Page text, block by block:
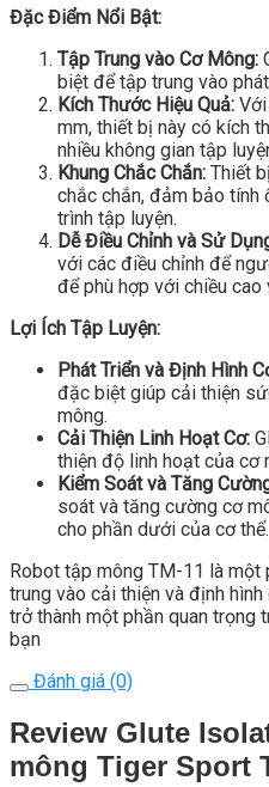
Đặc Điểm Nổi Bật:
Tập Trung vào Cơ Mông:
biệt để tập trung vào
Kích Thước Hiệu Quả:
mm, thiết bị này có kích
nhiều không gian tập
Khung Chắc Chắn: Thiết
chắc chắn, đảm bảo tính
trình tập luyện.
Dễ Điều Chỉnh và Sử
với các điều chỉnh để
để phù hợp với chiều
Lợi Ích Tập Luyện:
Phát Triển và Định Hình
đặc biệt giúp cải thiện
mông.
Cải Thiện Linh Hoạt Cơ:
thiện độ linh hoạt của cơ
Kiểm Soát và Tăng
soát và tăng cường cơ
cho phần dưới của cơ thể.
Robot tập mông TM-11 là một
trung vào cải thiện và định
trở thành một phần quan trọng
bạn
Đánh giá (0)
Review Glute
mông Tiger Sport